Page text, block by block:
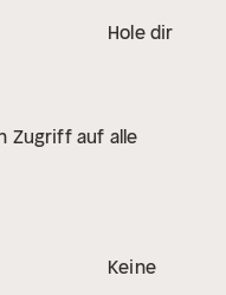
nach Bombay
und der etwas
in Suez anhand
Fix fordert aus
Hole dir
Zugriff auf alle
Keine